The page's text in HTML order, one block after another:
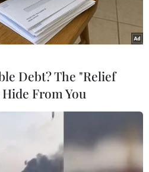
#Phố Wall
#phục hồi kinh tế
Debt? The "Relief
From You